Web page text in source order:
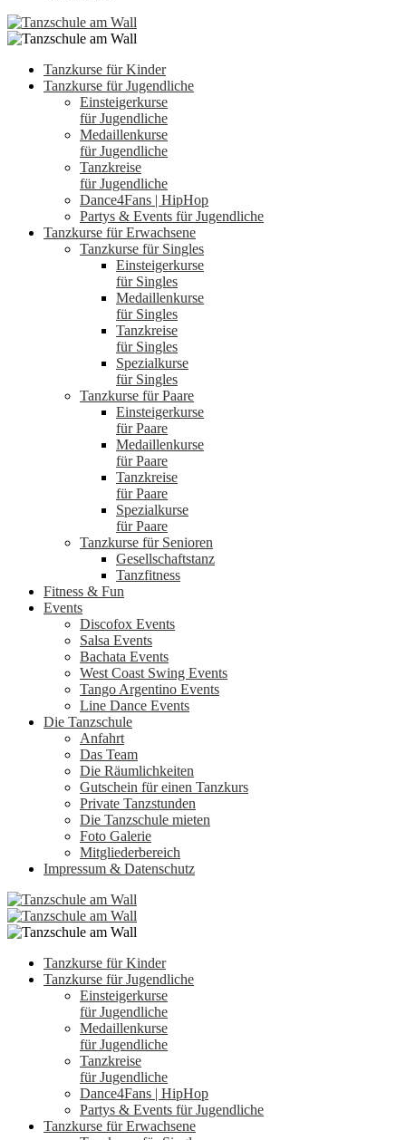
Tanzkurse für Kinder
Tanzkurse für Jugendliche
Einsteigerkurse
für Jugendliche
Medaillenkurse
für Jugendliche
Tanzkreise
für Jugendliche
Dance4Fans | HipHop
Partys & Events für Jugendliche
Tanzkurse für Erwachsene
Tanzkurse für Singles
Einsteigerkurse
für Singles
Medaillenkurse
für Singles
Tanzkreise
für Singles
Spezialkurse
für Singles
Tanzkurse für Paare
Einsteigerkurse
für Paare
Medaillenkurse
für Paare
Tanzkreise
für Paare
Spezialkurse
für Paare
Tanzkurse für Senioren
Gesellschaftstanz
Tanzfitness
Fitness & Fun
Events
Discofox Events
Salsa Events
Bachata Events
West Coast Swing Events
Tango Argentino Events
Line Dance Events
Die Tanzschule
Anfahrt
Das Team
Die Räumlichkeiten
Gutschein für einen Tanzkurs
Private Tanzstunden
Die Tanzschule mieten
Foto Galerie
Mitgliederbereich
Impressum & Datenschutz
Tanzkurse für Kinder
Tanzkurse für Jugendliche
Einsteigerkurse
für Jugendliche
Medaillenkurse
für Jugendliche
Tanzkreise
für Jugendliche
Dance4Fans | HipHop
Partys & Events für Jugendliche
Tanzkurse für Erwachsene